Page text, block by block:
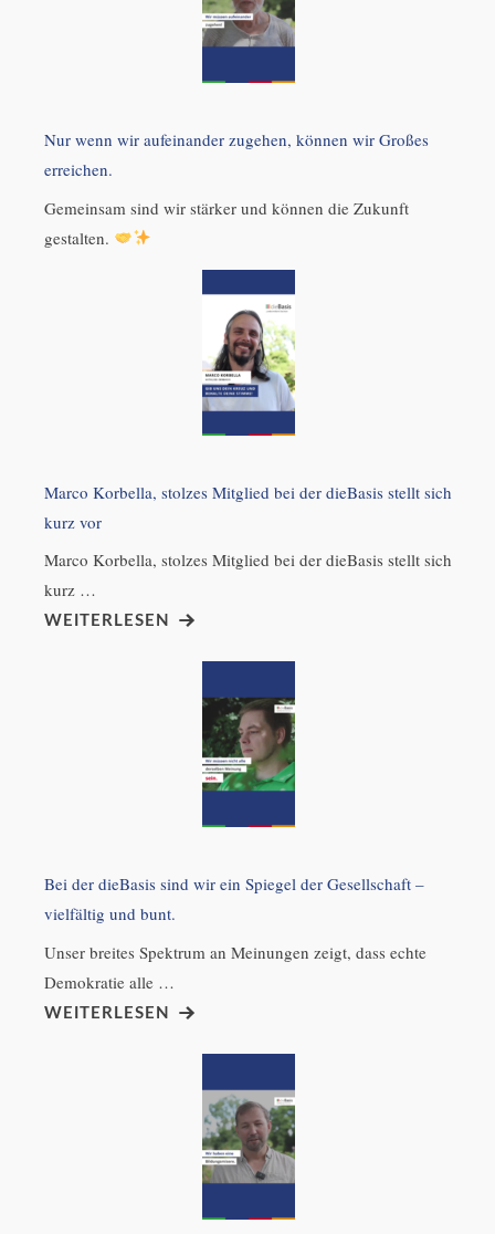
Nur wenn wir aufeinander zugehen, können wir Großes
erreichen.
Gemeinsam sind wir stärker und können die Zukunft
gestalten.
Marco Korbella, stolzes Mitglied bei der dieBasis stellt sich
kurz vor
Marco Korbella, stolzes Mitglied bei der dieBasis stellt sich
kurz …
WEITERLESEN
Bei der dieBasis sind wir ein Spiegel der Gesellschaft –
vielfältig und bunt.
Unser breites Spektrum an Meinungen zeigt, dass echte
Demokratie alle …
WEITERLESEN